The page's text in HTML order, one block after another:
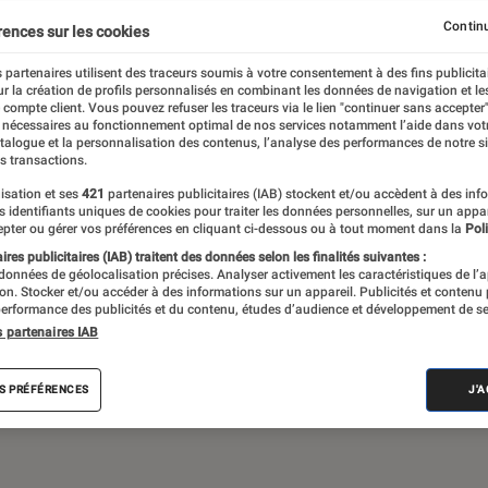
expos… Du suivi de l’actualité aux
et les articles long format,
meilleur de l’actualité culturelle
Album Concert Rap Exposition
sur les cookies
partenaires utilisent des traceurs soumis à votre consentement à des fins
la création de profils personnalisés en combinant les données de navigation et
compte client. Vous pouvez refuser les traceurs via le lien "continuer sans
au fonctionnement optimal de nos services notamment l’aide dans
et la personnalisation des contenus, l’analyse des performances de notre
transactions.
et ses 421 partenaires publicitaires (IAB) stockent et/ou accèdent à des
identifiants uniques de cookies pour traiter les données personnelles, sur un
ou gérer vos préférences en cliquant ci-dessous ou à tout moment dans la
publicitaires (IAB) traitent des données selon les finalités suivantes :
de géolocalisation précises. Analyser activement les caractéristiques de
Stocker et/ou accéder à des informations sur un appareil. Publicités et contenu
des publicités et du contenu, études d’audience et développement de
partenaires IAB
PRÉFÉRENCES